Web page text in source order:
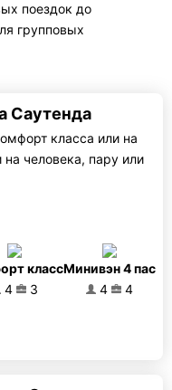
поездок до
групповых
Саутенда
класса или на
человека, пару или
класс
4
3
Минивэн 4 пас
4
4